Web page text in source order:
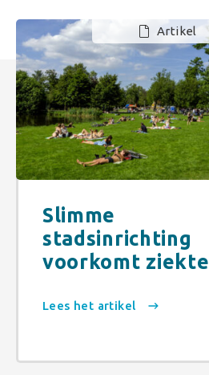
Artikel
Slimme
stadsinrichting
voorkomt ziekte
Lees het artikel